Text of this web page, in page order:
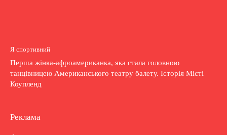
Я спортивний
Перша жінка-афроамериканка, яка стала головною
танцівницею Американського театру балету. Історія Місті
Коупленд
Реклама